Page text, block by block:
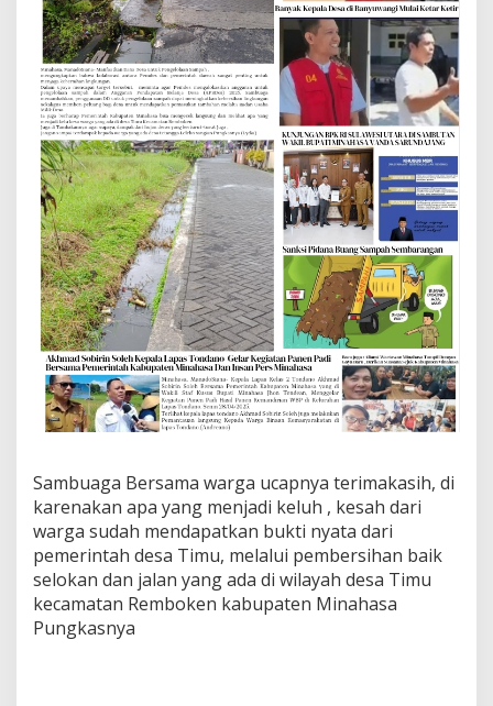
Sambuaga Bersama warga ucapnya terimakasih, di
karenakan apa yang menjadi keluh , kesah dari
warga sudah mendapatkan bukti nyata dari
pemerintah desa Timu, melalui pembersihan baik
selokan dan jalan yang ada di wilayah desa Timu
kecamatan Remboken kabupaten Minahasa
Pungkasnya